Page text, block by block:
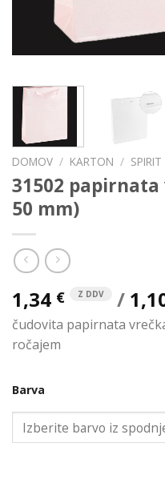
DOMOV / KARTON / SPIRIT
31502 papirnata
50 mm)
1,34 € Z DDV /
čudovita papirnata
ročajem
Barva